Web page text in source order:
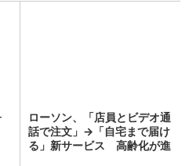
ローソン、「店員とビデオ通
話で注文」→「自宅まで届け
る」新サービス 高齢化が進